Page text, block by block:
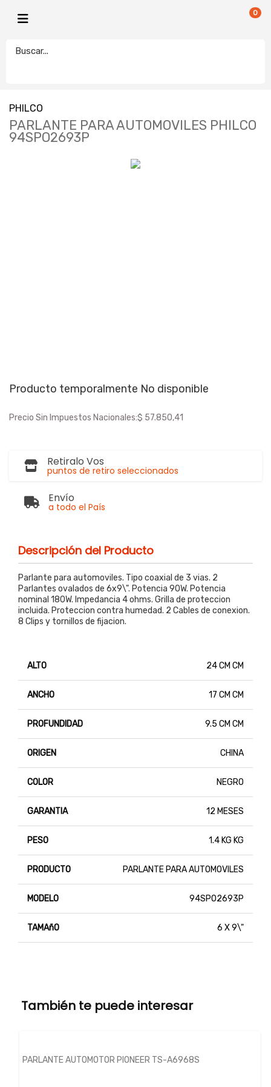
0
PHILCO
PARLANTE PARA AUTOMOVILES PHILCO
94SPO2693P
Producto temporalmente No disponible
Precio Sin Impuestos Nacionales:$ 57.850,41
Retiralo Vos
puntos de retiro seleccionados
Envío
a todo el País
Descripción del Producto
Parlante para automoviles. Tipo coaxial de 3 vias. 2
Parlantes ovalados de 6x9\". Potencia 90W. Potencia
nominal 180W. Impedancia 4 ohms. Grilla de proteccion
incluida. Proteccion contra humedad. 2 Cables de conexion.
8 Clips y tornillos de fijacion.
ALTO 24 CM CM
ANCHO 17 CM CM
PROFUNDIDAD 9.5 CM CM
ORIGEN CHINA
COLOR NEGRO
GARANTIA 12 MESES
PESO 1.4 KG KG
PRODUCTO PARLANTE PARA AUTOMOVILES
MODELO 94SPO2693P
TAMAñO 6 X 9\"
También te puede interesar
PARLANTE AUTOMOTOR PIONEER TS-A6968S